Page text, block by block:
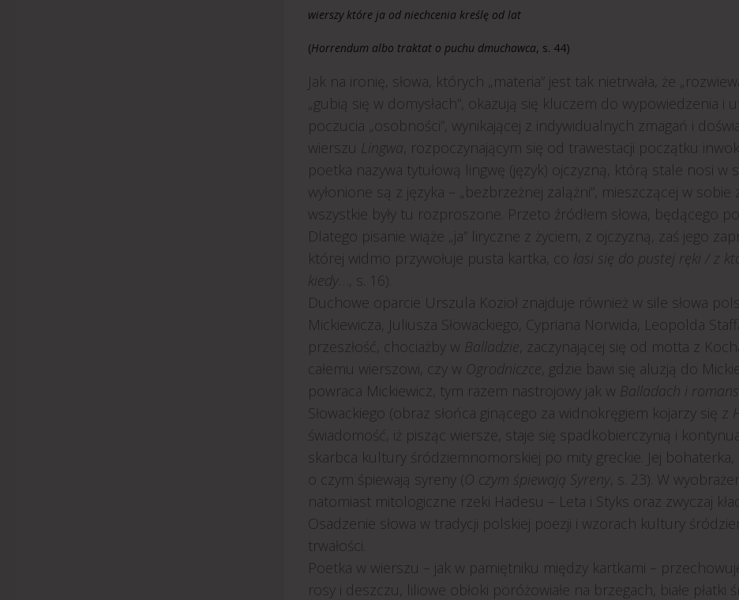
wierszy które ja od niechcenia kreślę od lat
(Horrendum albo traktat o puchu dmuchawca, s. 44)
Jak na ironię, słowa, których „materia” jest tak nietrwała, że
„gubią się w domysłach”, okazują się kluczem do wypowiedzenia i
poczucia „osobności”, wynikającej z indywidualnych zmagań i
wierszu Lingwa , rozpoczynającym się od trawestacji początku
poetka nazywa tytułową lingwę (język) ojczyzną, którą stale nosi w
wyłonione są z języka – „bezbrzeżnej zalążni”, mieszczącej w
wszystkie były tu rozproszone. Przeto źródłem słowa, będącego
Dlatego pisanie wiąże „ja” liryczne z życiem, z ojczyzną, zaś jego
której widmo przywołuje pusta kartka, co łasi się do pustej ręki / z
kiedy …, s. 16).
Duchowe oparcie Urszula Kozioł znajduje również w sile słowa
Mickiewicza, Juliusza Słowackiego, Cypriana Norwida, Leopolda
przeszłość, chociażby w Balladzie , zaczynającej się od motta z
całemu wierszowi, czy w Ogrodniczce , gdzie bawi się aluzją do
powraca Mickiewicz, tym razem nastrojowy jak w Balladach i
Słowackiego (obraz słońca ginącego za widnokręgiem kojarzy się z
świadomość, iż pisząc wiersze, staje się spadkobierczynią i
skarbca kultury śródziemnomorskiej po mity greckie. Jej
o czym śpiewają syreny (O czym śpiewają Syreny , s. 23). W
natomiast mitologiczne rzeki Hadesu – Leta i Styks oraz zwyczaj
Osadzenie słowa w tradycji polskiej poezji i wzorach kultury
trwałości.
Poetka w wierszu – jak w pamiętniku między kartkami –
rosy i deszczu, liliowe obłoki poróżowiałe na brzegach, białe płatki